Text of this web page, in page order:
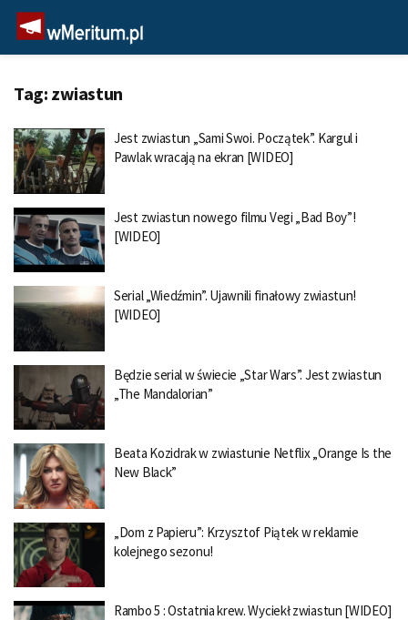
Tag: zwiastun
Jest zwiastun „Sami Swoi. Początek”. Kargul i
Pawlak wracają na ekran [WIDEO]
Jest zwiastun nowego filmu Vegi „Bad Boy”!
[WIDEO]
Serial „Wiedźmin”. Ujawnili finałowy zwiastun!
[WIDEO]
Będzie serial w świecie „Star Wars”. Jest zwiastun
„The Mandalorian”
Beata Kozidrak w zwiastunie Netflix „Orange Is the
New Black”
„Dom z Papieru”: Krzysztof Piątek w reklamie
kolejnego sezonu!
Rambo 5 : Ostatnia krew. Wyciekł zwiastun [WIDEO]